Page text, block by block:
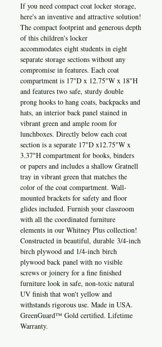
If you need compact coat locker storage,
here's an inventive and attractive solution!
The compact footprint and generous depth
of this children's locker
accommodates eight students in eight
separate storage sections without any
compromise in features. Each coat
compartment is 17"D x 12.75"W x 18"H
and features two safe, sturdy double
prong hooks to hang coats, backpacks and
hats, an interior back panel stained in
vibrant green and ample room for
lunchboxes. Directly below each coat
section is a separate 17"D x12.75"W x
3.37"H compartment for books, binders
or papers and includes a shallow Gratnell
tray in vibrant green that matches the
color of the coat compartment. Wall-
mounted brackets for safety and floor
glides included. Furnish your classroom
with all the coordinated furniture
elements in our Whitney Plus collection!
Constructed in beautiful, durable 3/4-inch
birch plywood and 1/4-inch birch
plywood back panel with no visible
screws or joinery for a fine finished
furniture look in safe, non-toxic natural
UV finish that won't yellow and
withstands rigorous use. Made in USA.
GreenGuard™ Gold certified. Lifetime
Warranty.